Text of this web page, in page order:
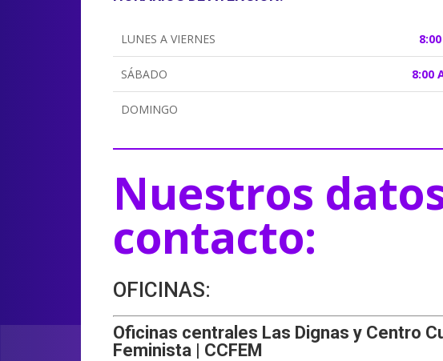
LUNES A VIERNES
SÁBADO 8:00
DOMINGO
Nuestros
contacto:
OFICINAS:
Oficinas centrales Las Dignas y Centro
Feminista | CCFEM